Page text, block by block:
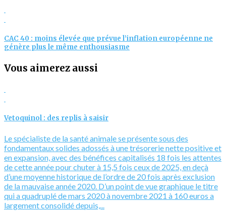
CAC 40 : moins élevée que prévue l’inflation européenne ne
génère plus le même enthousiasme
Vous aimerez aussi
Vetoquinol : des replis à saisir
Le spécialiste de la santé animale se présente sous des
fondamentaux solides adossés à une trésorerie nette positive et
en expansion, avec des bénéfices capitalisés 18 fois les attentes
de cette année pour chuter à 15,5 fois ceux de 2025, en deçà
d’une moyenne historique de l’ordre de 20 fois après exclusion
de la mauvaise année 2020. D’un point de vue graphique le titre
qui a quadruplé de mars 2020 à novembre 2021 à 160 euros a
largement consolidé depuis,...